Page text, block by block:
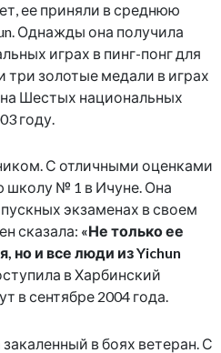
ее приняли в среднюю
Однажды она получила
играх в пинг-понг для
золотые медали в играх
на Шестых национальных
году.
С отличными оценками
школу № 1 в Ичуне. Она
экзаменах в своем
сказала: «Не только ее
но и все люди из Yichun
в Харбинский
в сентябре 2004 года.
закаленный в боях ветеран. С